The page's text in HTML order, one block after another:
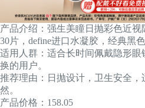
产品介绍：强生美瞳日抛彩色近
30片，define进口水凝胶，经典黑色
适用人群：适合长时间佩戴隐形
换的用户。
推荐理由：日抛设计，卫生安全
然。
产品价格：158.05